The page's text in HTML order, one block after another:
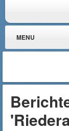
MENU